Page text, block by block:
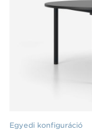
Egyedi konfiguráció